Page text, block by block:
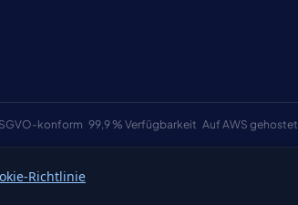
konform 99,9 % Verfügbarkeit Auf AWS gehostet
Richtlinie